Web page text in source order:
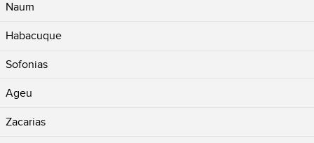
Naum
Habacuque
Sofonias
Ageu
Zacarias